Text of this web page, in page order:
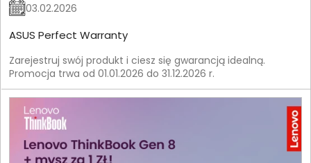
03.02.2026
ASUS Perfect Warranty
Zarejestruj swój produkt i ciesz się gwarancją idealną.
Promocja trwa od 01.01.2026 do 31.12.2026 r.